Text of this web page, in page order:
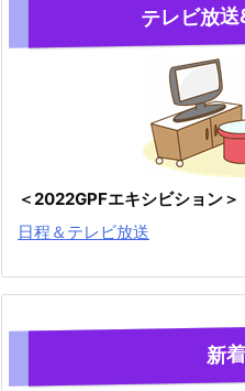
テレビ放
＜2022GPFエキシビション＞
日程＆テレビ放送
新